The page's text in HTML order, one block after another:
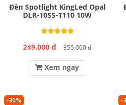
Đèn Spotlight KingLed Opal
DLR-10SS-T110 10W
249.000 đ 355.000 đ
Xem ngay
-30% -